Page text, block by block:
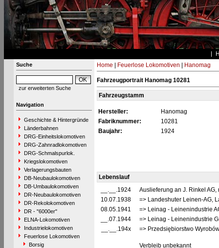
Suche
zur erweiterten Suche
Navigation
Geschichte & Hintergründe
Länderbahnen
DRG-Einheitslokomotiven
DRG-Zahnradlokomotiven
DRG-Schmalspurlok.
Kriegslokomotiven
Verlagerungsbauten
DB-Neubaulokomotiven
DB-Umbaulokomotiven
DR-Neubaulokomotiven
DR-Rekolokomotiven
DR - "6000er"
ELNA-Lokomotiven
Industrielokomotiven
Feuerlose Lokomotiven
Borsig
Home Feuerlose Lokomotiven Hanomag
Fahrzeugportrait Hanomag 10281
Fahrzeugstamm
Hersteller:
Hanomag
Fabriknummer:
10281
Baujahr:
1924
Lebenslauf
__.__.1924
Auslieferung an J. Rinkel
10.07.1938
=> Landeshuter Leinen-AG,
08.05.1941
=> Leinag - Leinenindustrie
__.07.1944
=> Leinag - Leinenindustrie
__.__.194x
=> Przedsiębiorstwo
Verbleib unbekannt